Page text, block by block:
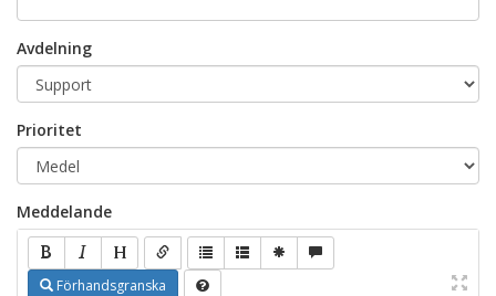
Avdelning
Prioritet
Meddelande
Förhandsgranska